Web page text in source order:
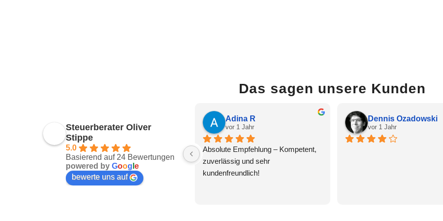
Das sagen unsere Kunden
Steuerberater Oliver
Stippe
5.0
Basierend auf 24 Bewertungen
powered by Goog e
bewerte uns auf
Adina R
vor 1 Jahr
Absolute Empfehlung – Kompetent,
zuverlässig und sehr
kundenfreundlich!
Dennis Ozadowski
vor 1 Jahr